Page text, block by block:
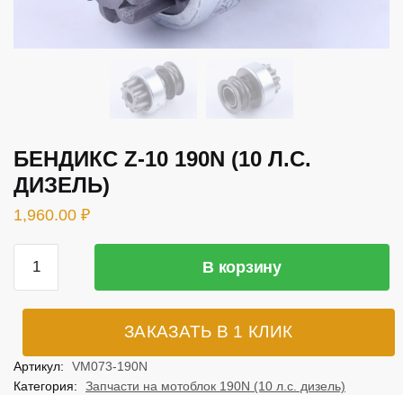
БЕНДИКС Z-10 190N (10 Л.С.
ДИЗЕЛЬ)
1,960.00 ₽
товара
190N
(10
В корзину
ЗАКАЗАТЬ В 1 КЛИК
Артикул:
VM073-190N
Категория:
Запчасти на мотоблок 190N (10 л.с. дизель)